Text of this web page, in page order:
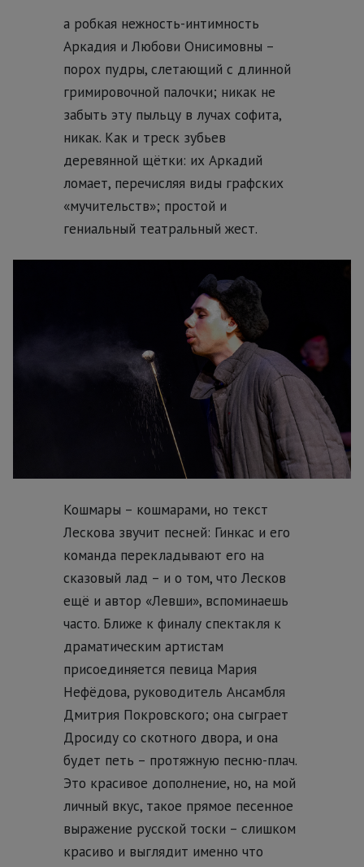
а робкая нежность-интимность
Аркадия и Любови Онисимовны –
порох пудры, слетающий с длинной
гримировочной палочки; никак не
забыть эту пыльцу в лучах софита,
никак. Как и треск зубьев
деревянной щётки: их Аркадий
ломает, перечисляя виды графских
«мучительств»; простой и
гениальный театральный жест.
Кошмары – кошмарами, но текст
Лескова звучит песней: Гинкас и его
команда перекладывают его на
сказовый лад – и о том, что Лесков
ещё и автор «Левши», вспоминаешь
часто. Ближе к финалу спектакля к
драматическим артистам
присоединяется певица Мария
Нефёдова, руководитель Ансамбля
Дмитрия Покровского; она сыграет
Дросиду со скотного двора, и она
будет петь – протяжную песню-плач.
Это красивое дополнение, но, на мой
личный вкус, такое прямое песенное
выражение русской тоски – слишком
красиво и выглядит именно что